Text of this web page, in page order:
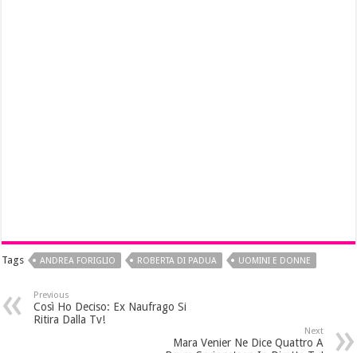
Tags ANDREA FORIGLIO ROBERTA DI PADUA UOMINI E DONNE
Previous
Così Ho Deciso: Ex Naufrago Si
Ritira Dalla Tv!
Next
Mara Venier Ne Dice Quattro A